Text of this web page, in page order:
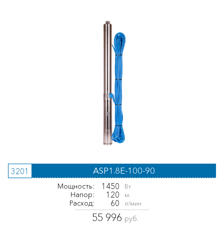
3201 ASP1.8E-100-90
Мощность: 1450 Вт
Напор: 120 м.
Расход: 60 л/мин
55 996 руб.